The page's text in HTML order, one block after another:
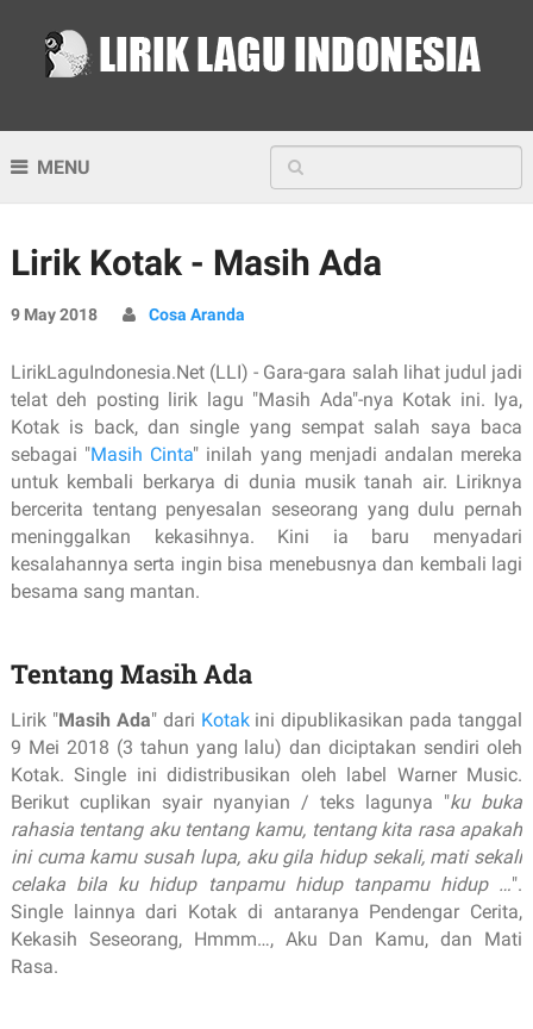
MENU
Lirik Kotak - Masih Ada
9 May 2018 Cosa Aranda
LirikLaguIndonesia.Net (LLI) - Gara-gara salah lihat judul jadi
telat deh posting lirik lagu "Masih Ada"-nya Kotak ini. Iya,
Kotak is back, dan single yang sempat salah saya baca
sebagai "Masih Cinta" inilah yang menjadi andalan mereka
untuk kembali berkarya di dunia musik tanah air. Liriknya
bercerita tentang penyesalan seseorang yang dulu pernah
meninggalkan kekasihnya. Kini ia baru menyadari
kesalahannya serta ingin bisa menebusnya dan kembali lagi
besama sang mantan.
Tentang Masih Ada
Lirik "Masih Ada" dari Kotakini dipublikasikan pada tanggal
9 Mei 2018 (3 tahun yang lalu) dan diciptakan sendiri oleh
Kotak. Single ini didistribusikan oleh label Warner Music.
Berikut cuplikan syair nyanyian / teks lagunya "ku buka
rahasia tentang aku tentang kamu, tentang kita rasa apakah
ini cuma kamu susah lupa, aku gila hidup sekali, mati sekali
celaka bila ku hidup tanpamu hidup tanpamu hidup …".
Single lainnya dari Kotak di antaranya Pendengar Cerita,
Kekasih Seseorang, Hmmm…, Aku Dan Kamu, dan Mati
Rasa.